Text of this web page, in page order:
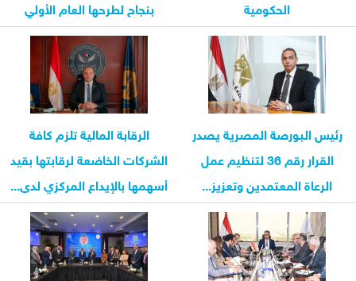
الحكومية بنجاح لطرحها العام الأولي
رئيس البورصة المصرية يصدر
القرار رقم 36 لتنظيم عمل
الرعاة المعتمدين وتعزيز...
الرقابة المالية تلزم كافة
الشركات الخاضعة لرقابتها بقيد
أسهمها بالإيداع المركزي لدى...